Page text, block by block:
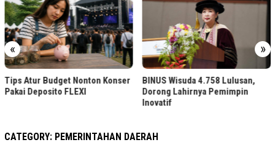
« »
Konser
BINUS Wisuda 4.758 Lulusan,
Dorong Lahirnya Pemimpin
Sambut HUT ke-81 RI,
Kramat Jati Hias
CATEGORY: PEMERINTAHAN DAERAH